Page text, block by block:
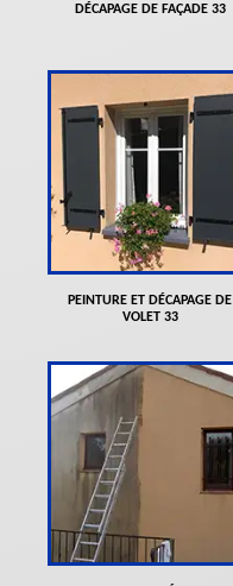
DÉCAPAGE DE FAÇADE 33
PEINTURE ET DÉCAPAGE DE
VOLET 33